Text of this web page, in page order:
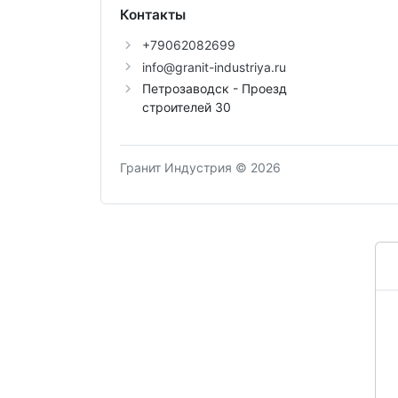
Контакты
+79062082699
info@granit-industriya.ru
Петрозаводск - Проезд
строителей 30
Гранит Индустрия © 2026